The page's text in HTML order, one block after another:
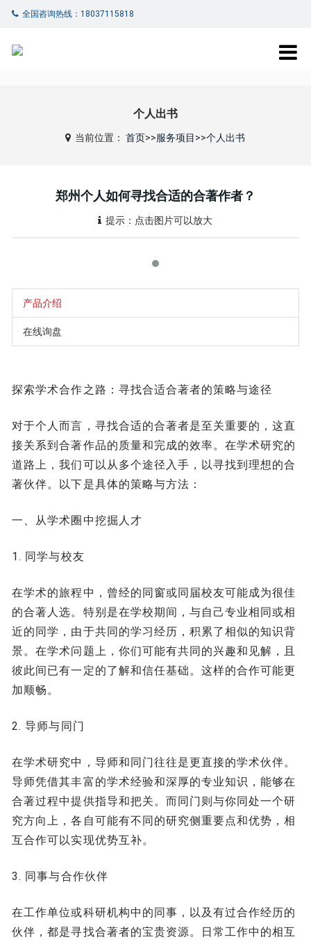
全国咨询热线：18037115818
个人出书
当前位置：首页>>服务项目 >>个人出书
郑州个人如何寻找合适的合著作者？
提示：点击图片可以放大
产品介绍
在线询盘
探索学术合作之路：寻找合适合著者的策略与途径
对于个人而言，寻找合适的合著者是至关重要的，这直
接关系到合著作品的质量和完成的效率。在学术研究的
道路上，我们可以从多个途径入手，以寻找到理想的合
著伙伴。以下是具体的策略与方法：
一、从学术圈中挖掘人才
1. 同学与校友
在学术的旅程中，曾经的同窗或同届校友可能成为很佳
的合著人选。特别是在学校期间，与自己专业相同或相
近的同学，由于共同的学习经历，积累了相似的知识背
景。在学术问题上，你们可能有共同的兴趣和见解，且
彼此间已有一定的了解和信任基础。这样的合作可能更
加顺畅。
2. 导师与同门
在学术研究中，导师和同门往往是更直接的学术伙伴。
导师凭借其丰富的学术经验和深厚的专业知识，能够在
合著过程中提供指导和把关。而同门则与你同处一个研
究方向上，各自可能有不同的研究侧重要点和优势，相
互合作可以实现优势互补。
3. 同事与合作伙伴
在工作单位或科研机构中的同事，以及有过合作经历的
伙伴，都是寻找合著者的宝贵资源。日常工作中的相互